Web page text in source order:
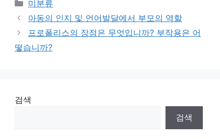
미분류
아동의 인지 및 언어발달에서 부모의 역할
프로폴리스의 장점은 무엇입니까? 부작용은 어
떻습니까?
검색
검색